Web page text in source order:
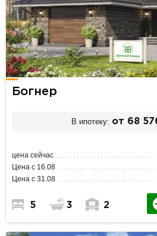
Богнер
В ипотеку: от 68
цена сейчас
Цена с 16.08
Цена с 31.08
5 3 2